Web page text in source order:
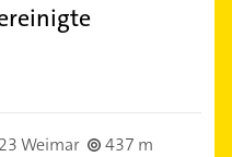
Weimar
437 m